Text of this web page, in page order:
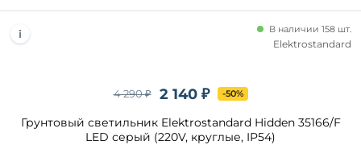
2 140 ₽
4 290 ₽ -50%
Грунтовый светильник Elektrostandard Hidden 35166/F
LED серый (220V, круглые, IP54)
В наличии 158 шт.
Elektrostandard